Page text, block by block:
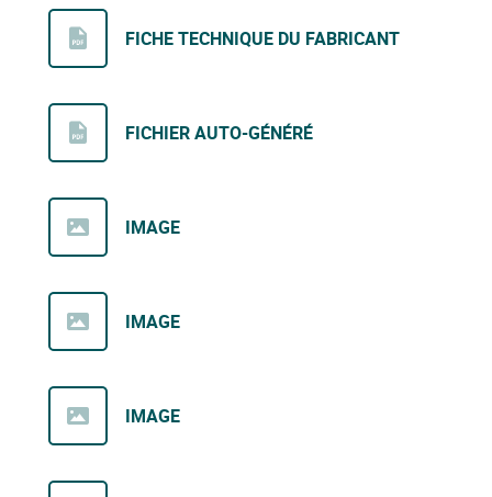
FICHE TECHNIQUE DU FABRICANT
FICHIER AUTO-GÉNÉRÉ
IMAGE
IMAGE
IMAGE